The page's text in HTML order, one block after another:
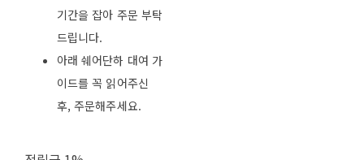
기간을 잡아 주문 부탁
드립니다.
아래 쉐어단하 대여 가
이드를 꼭 읽어주신
후, 주문해주세요.